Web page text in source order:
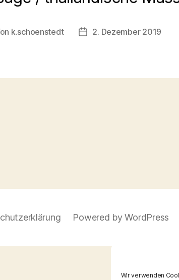
Wir verwenden
k.schoenstedt Beitragsdatum
2. Dezember 2019
Powered by WordPress